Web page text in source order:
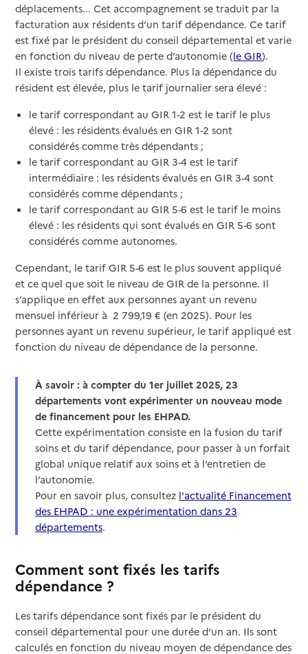
déplacements... Cet accompagnement se traduit par la
facturation aux résidents d’un tarif dépendance. Ce tarif
est fixé par le président du conseil départemental et varie
en fonction du niveau de perte d’autonomie (le GIR).
Il existe trois tarifs dépendance. Plus la dépendance du
résident est élevée, plus le tarif journalier sera élevé :
le tarif correspondant au GIR 1-2 est le tarif le plus
élevé : les résidents évalués en GIR 1-2 sont
considérés comme très dépendants ;
le tarif correspondant au GIR 3-4 est le tarif
intermédiaire : les résidents évalués en GIR 3-4 sont
considérés comme dépendants ;
le tarif correspondant au GIR 5-6 est le tarif le moins
élevé : les résidents qui sont évalués en GIR 5-6 sont
considérés comme autonomes.
Cependant, le tarif GIR 5-6 est le plus souvent appliqué
et ce quel que soit le niveau de GIR de la personne. Il
s’applique en effet aux personnes ayant un revenu
mensuel inférieur à 2 799,19 € (en 2025). Pour les
personnes ayant un revenu supérieur, le tarif appliqué est
fonction du niveau de dépendance de la personne.
À savoir : à compter du 1er juillet 2025, 23
départements vont expérimenter un nouveau mode
de financement pour les EHPAD.
Cette expérimentation consiste en la fusion du tarif
soins et du tarif dépendance, pour passer à un forfait
global unique relatif aux soins et à l’entretien de
l’autonomie.
Pour en savoir plus, consultez l'actualité Financement
des EHPAD : une expérimentation dans 23
départements.
Comment sont fixés les tarifs
dépendance ?
Les tarifs dépendance sont fixés par le président du
conseil départemental pour une durée d’un an. Ils sont
calculés en fonction du niveau moyen de dépendance des